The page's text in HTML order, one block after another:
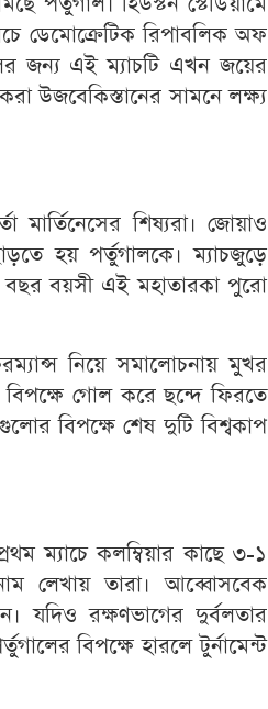
ডেমোক্রেটিক রিপাবলিক অফ
জন্য এই ম্যাচটি এখন জয়ের
উজবেকিস্তানের সামনে লক্ষ্য
শিষ্যরা। জোয়াও
হয় পর্তুগালকে। ম্যাচজুড়ে
বছর বয়সী এই মহাতারকা পুরো
নিয়ে সমালোচনায় মুখর
গোল করে ছন্দে ফিরতে
বিপক্ষে শেষ দুটি বিশ্বকাপ
ম্যাচে কলম্বিয়ার কাছে ৩-১
লেখায় তারা। আব্বোসবেক
যদিও রক্ষণভাগের দুর্বলতার
বিপক্ষে হারলে টুর্নামেন্ট